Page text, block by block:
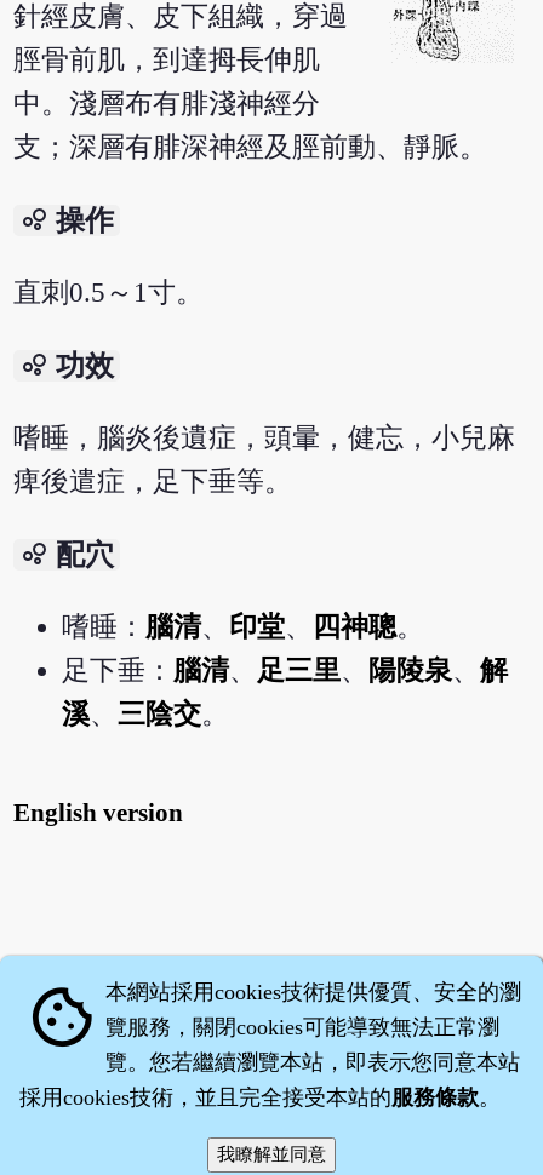
針經皮膚、皮下組織，穿過
脛骨前肌，到達拇長伸肌
中。淺層布有腓淺神經分
支；深層有腓深神經及脛前動、靜脈。
bubble_chart 操作
直刺0.5～1寸。
bubble_chart 功效
嗜睡，腦炎後遺症，頭暈，健忘，小兒麻
痺後遣症，足下垂等。
bubble_chart 配穴
嗜睡： 腦清、 印堂、 四神聰。
足下垂： 腦清、 足三里、 陽陵泉、解
溪、三陰交。
English version
‧沈藥子©2008～2026
cookie 本網站採用cookies技術提供優質、安全的瀏
覽服務，關閉cookies可能導致無法正常瀏
覽。您若繼續瀏覽本站，即表示您同意本站
採用cookies技術，並且完全接受本站的服務條款。